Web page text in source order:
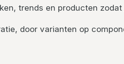
trends en producten
door varianten op